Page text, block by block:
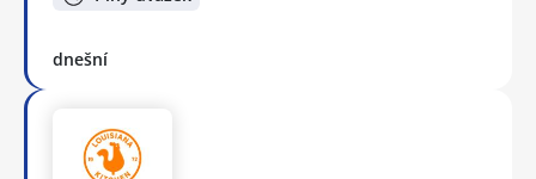
dnešní